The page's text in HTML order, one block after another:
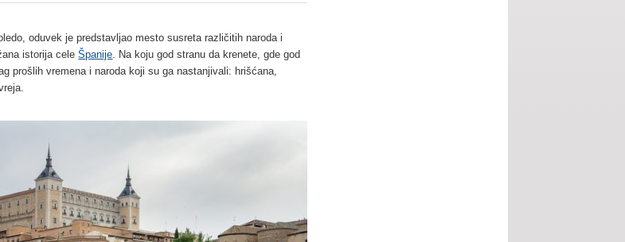
oduvek je predstavljao mesto susreta različitih naroda i
istorija celeŠpanije. Na koju god stranu da krenete, gde god
prošlih vremena i naroda koji su ga nastanjivali: hrišćana,